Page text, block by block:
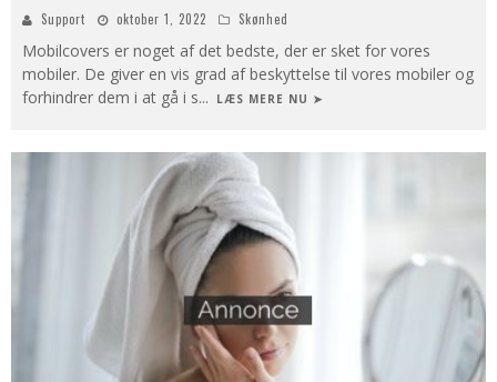
Support oktober 1, 2022 Skønhed
Mobilcovers er noget af det bedste, der er sket for vores
mobiler. De giver en vis grad af beskyttelse til vores mobiler og
forhindrer dem i at gå i s... LÆS MERE NU ➤